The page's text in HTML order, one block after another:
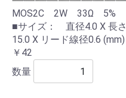
MOS2C 2W 33Ω 5%
■サイズ： 直径4.0 X 長さ
15.0 X リード線径0.6 (mm)
￥42
数量